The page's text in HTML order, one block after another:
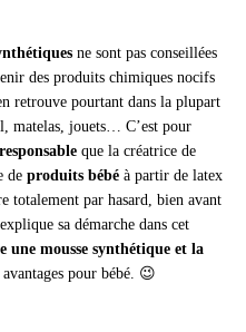
ne sont pas conseillées
des produits chimiques nocifs
retrouve pourtant dans la plupart
matelas, jouets… C’est pour
que la créatrice de
de produits bébé à partir de latex
totalement par hasard, bien avant
sa démarche dans cet
une mousse synthétique et la
pour bébé. 😉